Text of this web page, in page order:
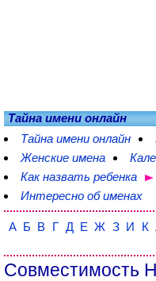
Тайна имени онлайн
Тайна имени онлайн
Женские имена
Как назвать ребенка
Интересно об именах
А Б В Г Д Е Ж З И К
Совместимость